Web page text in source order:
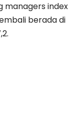
managers index
berada di